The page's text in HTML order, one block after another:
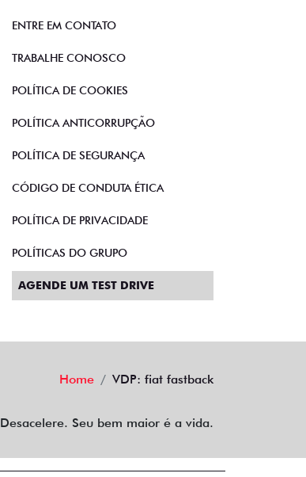
ENTRE EM CONTATO
TRABALHE CONOSCO
POLÍTICA DE COOKIES
POLÍTICA ANTICORRUPÇÃO
POLÍTICA DE SEGURANÇA
CÓDIGO DE CONDUTA ÉTICA
POLÍTICA DE PRIVACIDADE
POLÍTICAS DO GRUPO
AGENDE UM TEST DRIVE
Home VDP: fiat fastback
Desacelere. Seu bem maior é a vida.